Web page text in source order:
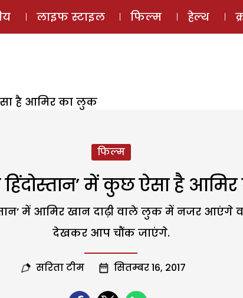
ई-मैगज़ीन
लाइफ स्टाइल फिल्म हेल्थ
है आमिर का लुक
फिल्म
में कुछ ऐसा है
में आमिर खान दाढ़ी वाले लुक में नजर आएंगे
देखकर आप चौंक जाएंगे.
सरिता टीम सितम्बर 16, 2017